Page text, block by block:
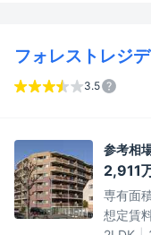
フォレストレジ
3.5
参考相
2,911
専有面
想定賃